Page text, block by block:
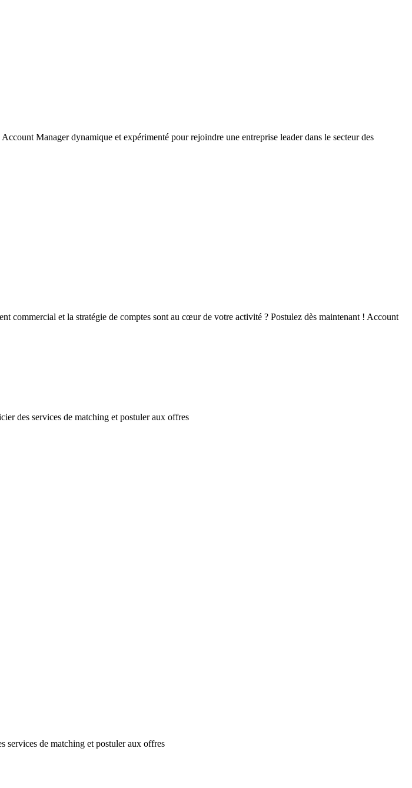
Manager dynamique et expérimenté pour rejoindre une entreprise leader dans le secteur des
commercial et la stratégie de comptes sont au cœur de votre activité ? Postulez dès maintenant ! Account
des services de matching et postuler aux offres
services de matching et postuler aux offres